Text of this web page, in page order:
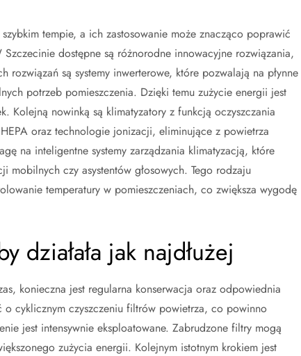
tempie, a ich zastosowanie może znacząco poprawić
dostępne są różnorodne innowacyjne rozwiązania,
rozwiązań są systemy inwerterowe, które pozwalają na płynne
potrzeb pomieszczenia. Dzięki temu zużycie energii jest
Kolejną nowinką są klimatyzatory z funkcją oczyszczania
oraz technologie jonizacji, eliminujące z powietrza
na inteligentne systemy zarządzania klimatyzacją, które
czy asystentów głosowych. Tego rodzaju
temperatury w pomieszczeniach, co zwiększa wygodę
działała jak najdłużej
konieczna jest regularna konserwacja oraz odpowiednia
o cyklicznym czyszczeniu filtrów powietrza, co powinno
jest intensywnie eksploatowane. Zabrudzone filtry mogą
zużycia energii. Kolejnym istotnym krokiem jest